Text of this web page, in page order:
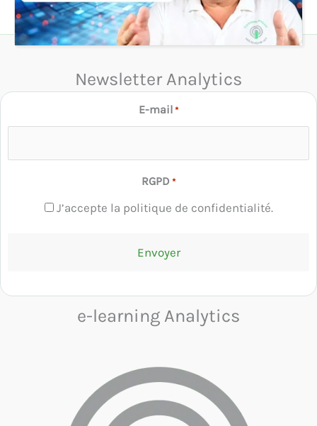
Newsletter Analytics
E-mail *
RGPD *
J’accepte la politique de confidentialité.
e-learning Analytics